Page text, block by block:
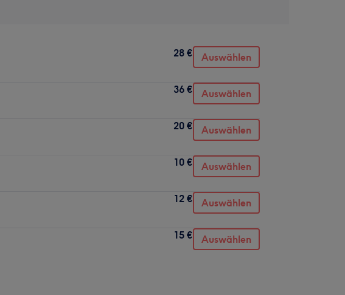
28 € Auswählen
36 € Auswählen
20 € Auswählen
10 € Auswählen
12 € Auswählen
15 € Auswählen